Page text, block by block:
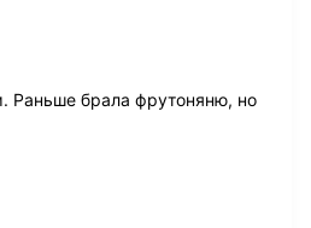
Раньше брала фрутоняню, но